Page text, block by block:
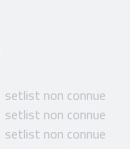
setlist non connue
setlist non connue
setlist non connue